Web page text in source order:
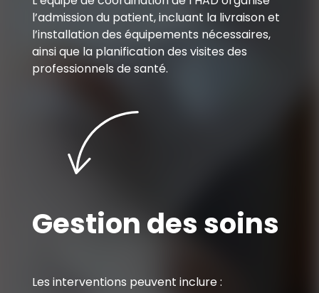
l’admission du patient, incluant la livraison et
l’installation des équipements nécessaires,
ainsi que la planification des visites des
professionnels de santé.
Gestion des soins
Les interventions peuvent inclure :